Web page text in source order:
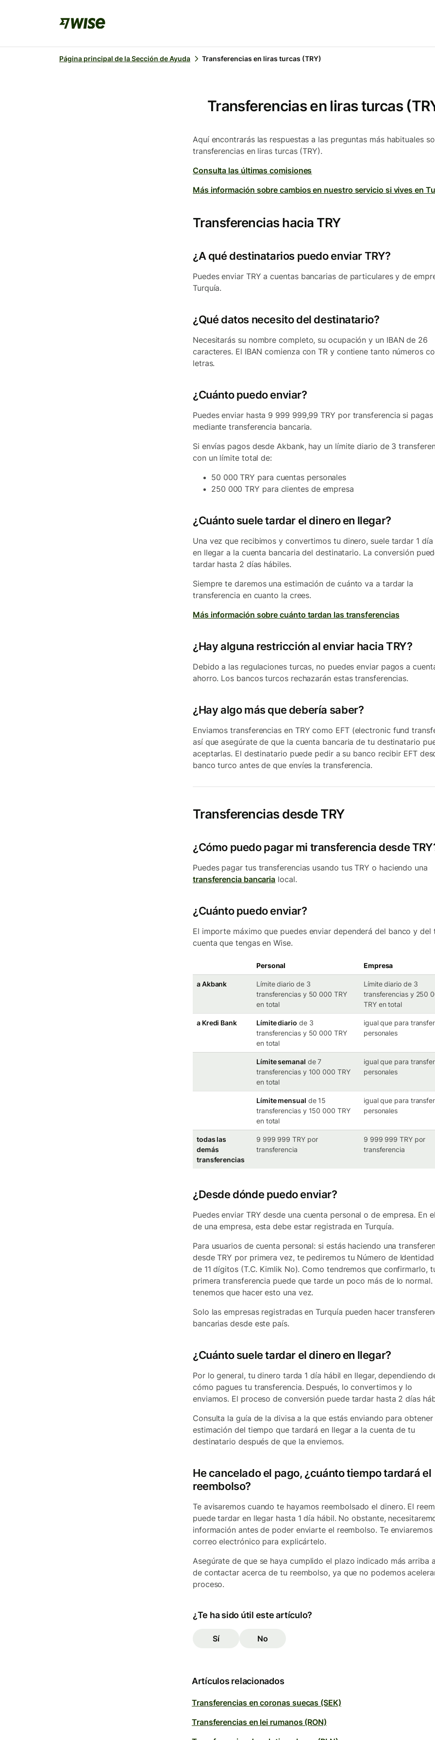
Página principal de la Sección de Ayuda Transferencias en liras turcas (TRY)
Transferencias en liras turcas
Aquí encontrarás las respuestas a las preguntas más habituales
transferencias en liras turcas (TRY).
Consulta las últimas comisiones
Más información sobre cambios en nuestro servicio si vives en
Transferencias hacia TRY
¿A qué destinatarios puedo enviar TRY?
Puedes enviar TRY a cuentas bancarias de particulares y de
Turquía.
¿Qué datos necesito del destinatario?
Necesitarás su nombre completo, su ocupación y un IBAN de 26
caracteres. El IBAN comienza con TR y contiene tanto números
letras.
¿Cuánto puedo enviar?
Puedes enviar hasta 9 999 999,99 TRY por transferencia si pagas
mediante transferencia bancaria.
Si envías pagos desde Akbank, hay un límite diario de 3
con un límite total de:
50 000 TRY para cuentas personales
250 000 TRY para clientes de empresa
¿Cuánto suele tardar el dinero en llegar?
Una vez que recibimos y convertimos tu dinero, suele tardar 1 día
en llegar a la cuenta bancaria del destinatario. La conversión
tardar hasta 2 días hábiles.
Siempre te daremos una estimación de cuánto va a tardar la
transferencia en cuanto la crees.
Más información sobre cuánto tardan las transferencias
¿Hay alguna restricción al enviar hacia TRY?
Debido a las regulaciones turcas, no puedes enviar pagos a
ahorro. Los bancos turcos rechazarán estas transferencias.
¿Hay algo más que debería saber?
Enviamos transferencias en TRY como EFT (electronic fund
así que asegúrate de que la cuenta bancaria de tu destinatario
aceptarlas. El destinatario puede pedir a su banco recibir EFT
banco turco antes de que envíes la transferencia.
Transferencias desde TRY
¿Cómo puedo pagar mi transferencia desde
Puedes pagar tus transferencias usando tus TRY o haciendo una
transferencia bancaria local.
¿Cuánto puedo enviar?
El importe máximo que puedes enviar dependerá del banco y del
cuenta que tengas en Wise.
Personal Empresa
a Akbank
Límite diario de 3
transferencias y 50 000 TRY
en total
Límite diario de 3
transferencias y 250
TRY en total
a Kredi Bank Límite diario de 3
transferencias y 50 000 TRY
en total
igual que para
personales
Límite semanal de 7
transferencias y 100 000 TRY
en total
igual que para
personales
Límite mensual de 15
transferencias y 150 000 TRY
en total
igual que para
personales
todas las
demás
transferencias
9 999 999 TRY por
transferencia
9 999 999 TRY por
transferencia
¿Desde dónde puedo enviar?
Puedes enviar TRY desde una cuenta personal o de empresa. En
de una empresa, esta debe estar registrada en Turquía.
Para usuarios de cuenta personal: si estás haciendo una
desde TRY por primera vez, te pediremos tu Número de
de 11 dígitos (T.C. Kimlik No). Como tendremos que confirmarlo,
primera transferencia puede que tarde un poco más de lo normal.
tenemos que hacer esto una vez.
Solo las empresas registradas en Turquía pueden hacer
bancarias desde este país.
¿Cuánto suele tardar el dinero en llegar?
Por lo general, tu dinero tarda 1 día hábil en llegar, dependiendo
cómo pagues tu transferencia. Después, lo convertimos y lo
enviamos. El proceso de conversión puede tardar hasta 2 días
Consulta la guía de la divisa a la que estás enviando para obtener
estimación del tiempo que tardará en llegar a la cuenta de tu
destinatario después de que la enviemos.
He cancelado el pago, ¿cuánto tiempo tardará el
reembolso?
Te avisaremos cuando te hayamos reembolsado el dinero. El
puede tardar en llegar hasta 1 día hábil. No obstante,
información antes de poder enviarte el reembolso. Te enviaremos
correo electrónico para explicártelo.
Asegúrate de que se haya cumplido el plazo indicado más arriba
de contactar acerca de tu reembolso, ya que no podemos
proceso.
¿Te ha sido útil este artículo?
Sí No
Artículos relacionados
Transferencias en coronas suecas (SEK)
Transferencias en lei rumanos (RON)